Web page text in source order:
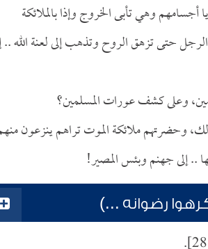
وهي تأبى الخروج وإذا بالملائكة
حتى تزهق الروح وتذهب إلى لعنة الله ..
وعلى كشف عورات المسلمين؟
وحضرتهم ملائكة الموت تراهم ينزعون
.. إلى جهنم وبئس المصير!
رضوانه ...)